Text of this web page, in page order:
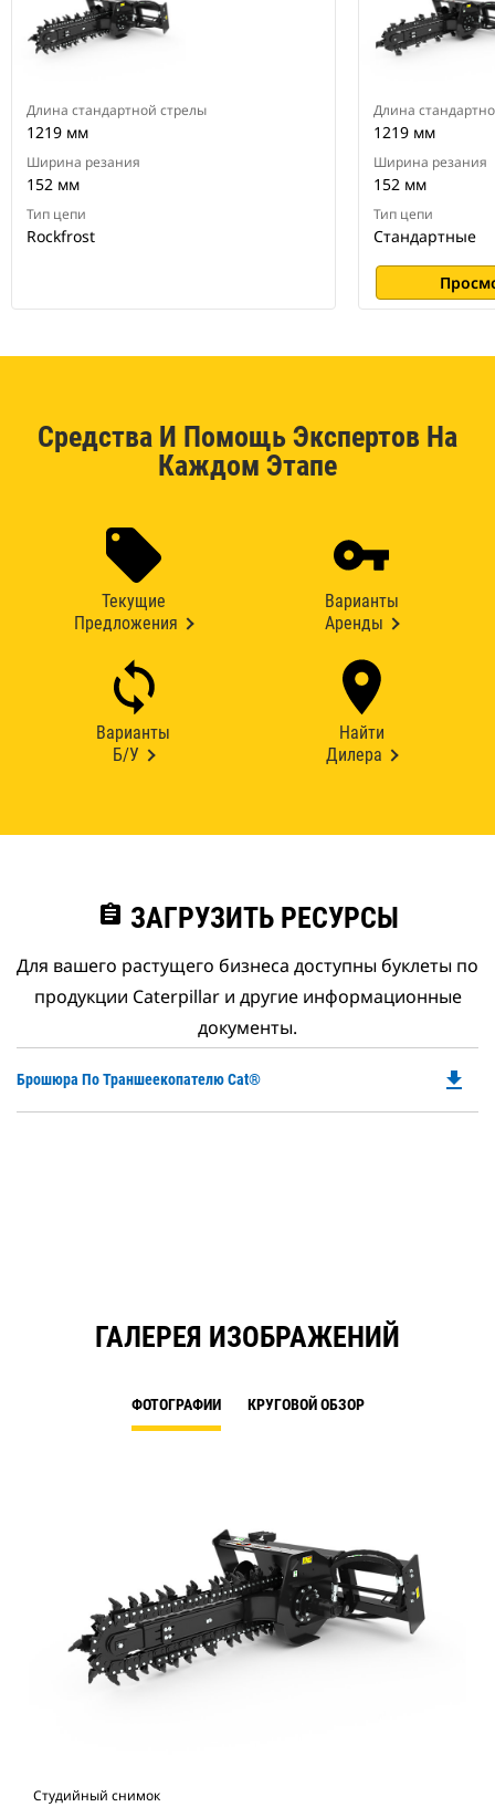
Длина стандартной стрелы
1219 мм
Ширина резания
152 мм
Тип цепи
Rockfrost
Длина
1219 мм
Ширина резания
152 мм
Тип цепи
Стандартные
Средства И Помощь Экспертов На
Каждом Этапе
Текущие
Предложения
Варианты
Аренды
Варианты
Б/У
Найти
Дилера
assignment ЗАГРУЗИТЬ РЕСУРСЫ
Для вашего растущего бизнеса доступны буклеты по
продукции Caterpillar и другие информационные
документы.
Брошюра По Траншеекопателю Cat® file_download
ГАЛЕРЕЯ ИЗОБРАЖЕНИЙ
ФОТОГРАФИИ КРУГОВОЙ ОБЗОР
Студийный снимок